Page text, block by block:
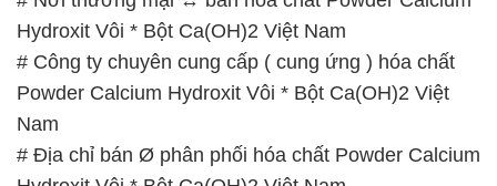
# Địa chỉ bán Ø phân phối hóa chất Powder Calcium
Hydroxit Vôi * Bột Ca(OH)2 Việt Nam
# Nơi cung ứng ► phân phối hóa chất Powder
Calcium Hydroxit Vôi * Bột Ca(OH)2 Việt Nam
# Công ty chuyên cung cấp / kinh doanh hóa chất
Powder Calcium Hydroxit Vôi * Bột Ca(OH)2 Việt